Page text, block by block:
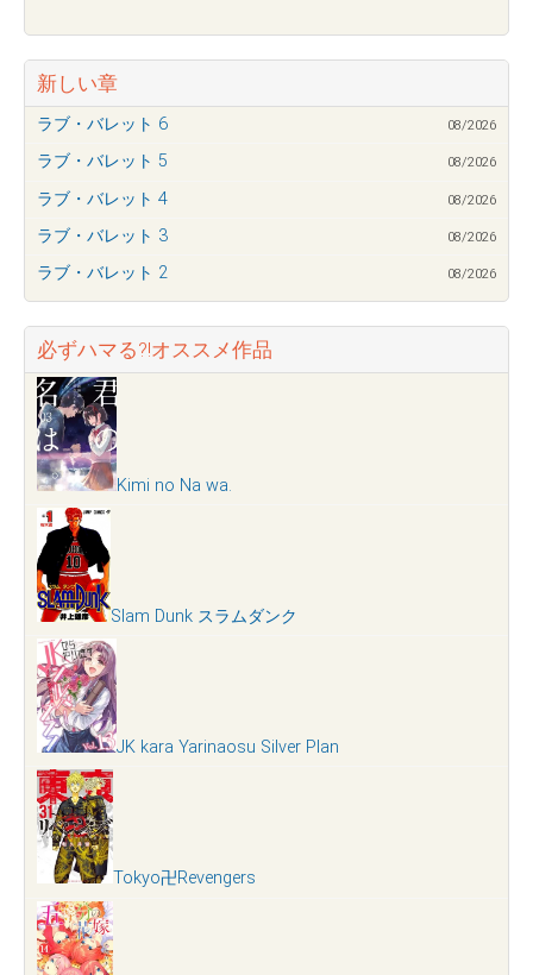
新しい章
ラブ・バレット 6 08/2026
ラブ・バレット 5 08/2026
ラブ・バレット 4 08/2026
ラブ・バレット 3 08/2026
ラブ・バレット 2 08/2026
必ずハマる?!オススメ作品
Kimi no Na wa.
Slam Dunk スラムダンク
JK kara Yarinaosu Silver Plan
Tokyo卍Revengers